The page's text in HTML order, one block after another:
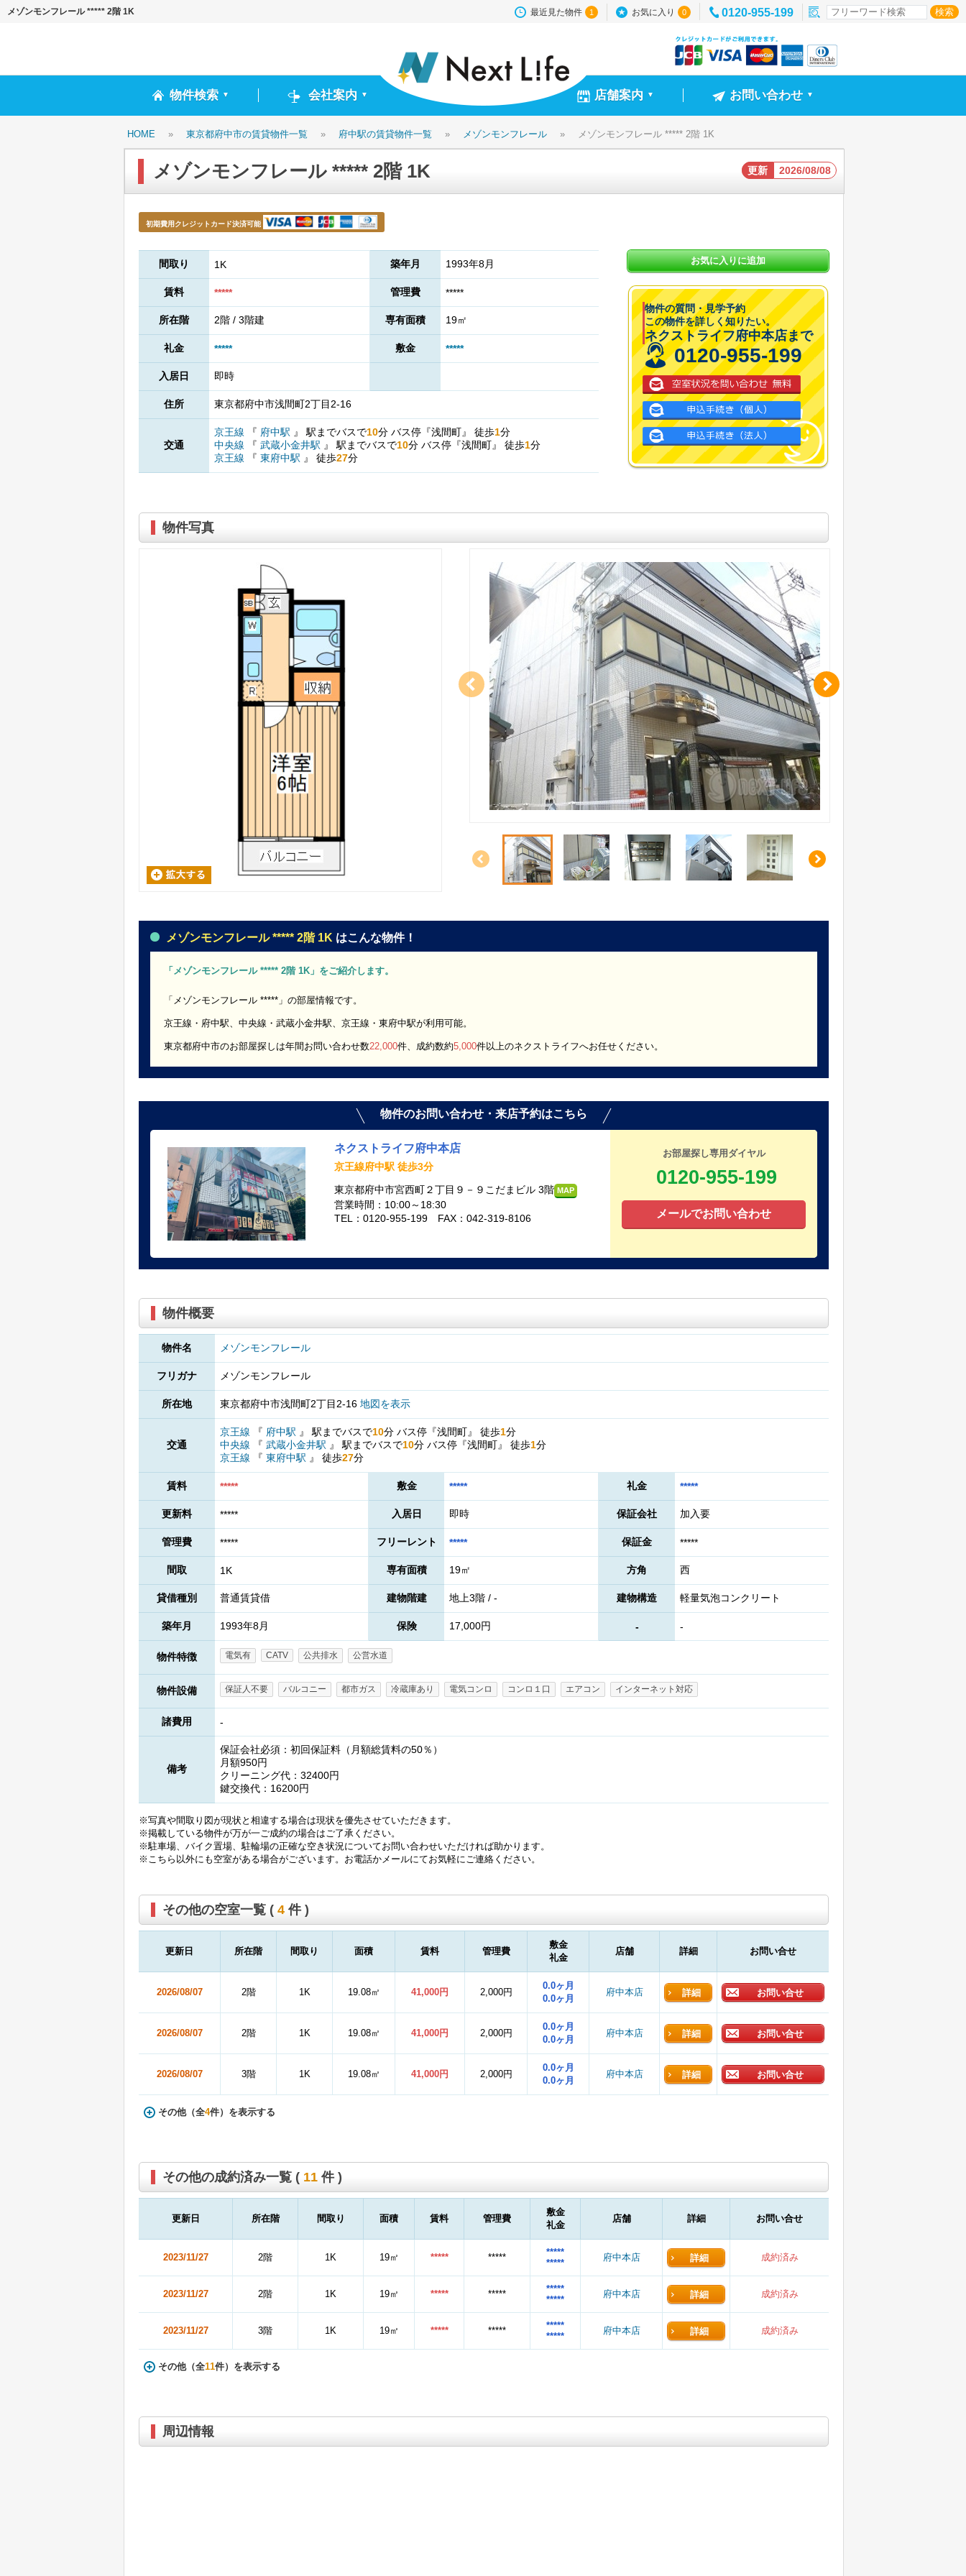
メゾンモンフレール ***** 2階 1K 最近見た物件 1 お気に入り 0 0120-955-199
物件検索 ▼ 会社案内 ▼ 店舗案内 ▼ お問い合わせ ▼
HOME » 東京都府中市の賃貸物件一覧 » 府中駅の賃貸物件一覧 » メゾンモンフレール » メゾンモンフレール ***** 2階 1K
メゾンモンフレール ***** 2階 1K 更新 2026/08/08
初期費用クレジットカード決済可能
間取り 1K 築年月 1993年8月
賃料 ***** 管理費 *****
所在階 2階 / 3階建 専有面積 19㎡
礼金 ***** 敷金 *****
入居日 即時
住所 東京都府中市浅間町2丁目2-16
交通
京王線 『 府中駅 』 駅までバスで10分 バス停『浅間町』 徒歩1分
中央線
『 武蔵小金井駅 』 駅までバスで10分 バス停『浅間町』 徒歩1分
京王線
『 東府中駅 』 徒歩27分
お気に入りに追加
物件の質問・見学予約
この物件を詳しく知りたい。
ネクストライフ府中本店まで
0120-955-199
物件写真
メゾンモンフレール ***** 2階 1K はこんな物件！
「メゾンモンフレール ***** 2階 1K」をご紹介します。
「メゾンモンフレール *****」の部屋情報です。
京王線・府中駅、中央線・武蔵小金井駅、京王線・東府中駅が利用可能。
東京都府中市のお部屋探しは年間お問い合わせ数22,000件、成約数約5,000件以上のネクストライフへお任せください。
物件のお問い合わせ・来店予約はこちら
ネクストライフ府中本店
京王線府中駅 徒歩3分
東京都府中市宮西町２丁目９－９こだまビル 3階 MAP
営業時間：10:00～18:30
TEL：0120-955-199 FAX：042-319-8106
お部屋探し専用ダイヤル
0120-955-199
メールでお問い合わせ
物件概要
物件名 メゾンモンフレール
フリガナ メゾンモンフレール
所在地 東京都府中市浅間町2丁目2-16 地図を表示
交通
京王線 『 府中駅 』 駅までバスで10分 バス停『浅間町』 徒歩1分
中央線
『 武蔵小金井駅 』 駅までバスで10分 バス停『浅間町』 徒歩1分
京王線
『 東府中駅 』 徒歩27分
賃料 ***** 敷金 ***** 礼金 *****
更新料 ***** 入居日 即時 保証会社 加入要
管理費 ***** フリーレント ***** 保証金 *****
間取 1K 専有面積 19㎡ 方角 西
貸借種別 普通賃貸借 建物階建 地上3階 / - 建物構造 軽量気泡コンクリート
築年月 1993年8月 保険 17,000円 - -
物件特徴 電気有 CATV 公共排水 公営水道
物件設備 保証人不要 バルコニー 都市ガス 冷蔵庫あり 電気コンロ コンロ１口 エアコン インターネット対応
諸費用 -
備考
保証会社必須：初回保証料（月額総賃料の50％）
月額950円
クリーニング代：32400円
鍵交換代：16200円
※写真や間取り図が現状と相違する場合は現状を優先させていただきます。
※掲載している物件が万が一ご成約の場合はご了承ください。
※駐車場、バイク置場、駐輪場の正確な空き状況についてお問い合わせいただければ助かります。
※こちら以外にも空室がある場合がございます。お電話かメールにてお気軽にご連絡ください。
その他の空室一覧 ( 4 件 )
更新日 所在階 間取り 面積 賃料 管理費
敷金
礼金
店舗 詳細 お問い合せ
2026/08/07 2階 1K 19.08㎡ 41,000円 2,000円
0.0ヶ月
0.0ヶ月
府中本店 詳細 お問い合せ
2026/08/07 2階 1K 19.08㎡ 41,000円 2,000円
0.0ヶ月
0.0ヶ月
府中本店 詳細 お問い合せ
2026/08/07 3階 1K 19.08㎡ 41,000円 2,000円
0.0ヶ月
0.0ヶ月
府中本店 詳細 お問い合せ
その他（全4件）を表示する
その他の成約済み一覧 ( 11 件 )
更新日 所在階 間取り 面積 賃料 管理費
敷金
礼金
店舗 詳細 お問い合せ
2023/11/27 2階 1K 19㎡ ***** *****
*****
*****
府中本店 詳細 成約済み
2023/11/27 2階 1K 19㎡ ***** *****
*****
*****
府中本店 詳細 成約済み
2023/11/27 3階 1K 19㎡ ***** *****
*****
*****
府中本店 詳細 成約済み
その他（全11件）を表示する
周辺情報